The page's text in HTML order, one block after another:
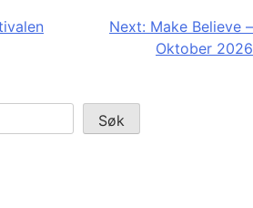
Next: Make Believe –
Oktober 2026
Søk